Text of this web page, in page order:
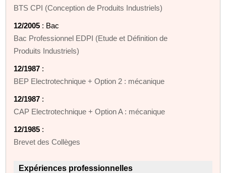
BTS CPI (Conception de Produits Industriels)
12/2005 : Bac
Bac Professionnel EDPI (Etude et Définition de
Produits Industriels)
12/1987 :
BEP Electrotechnique + Option 2 : mécanique
12/1987 :
CAP Electrotechnique + Option A : mécanique
12/1985 :
Brevet des Collèges
Expériences professionnelles